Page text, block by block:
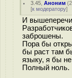
3.45 ,Аноним (
[к модератору]
И
заброшены.
Пора бы
бы раст там
языку, я бы
Полный ноль.